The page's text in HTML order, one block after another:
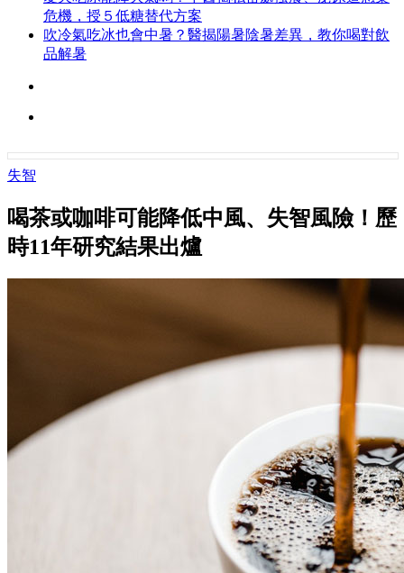
危機，授５低糖替代方案
吹冷氣吃冰也會中暑？醫揭陽暑陰暑差異，教你喝對飲
品解暑
失智
喝茶或咖啡可能降低中風、失智風險！歷
時11年研究結果出爐